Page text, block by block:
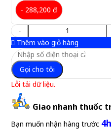
- 288,200 đ
-
Thêm vào giỏ hàng
Gọi cho tôi
Lỗi tải dữ liệu.
Giao nhanh thuốc
Bạn muốn nhận hàng trước 4h